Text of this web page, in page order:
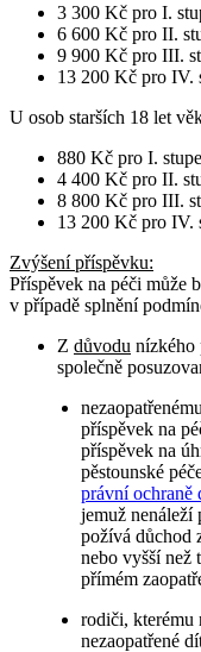
3 300 Kč pro I.
6 600 Kč pro II.
9 900 Kč pro III.
13 200 Kč pro IV.
U osob starších 18 let
880 Kč pro I.
4 400 Kč pro II.
8 800 Kč pro III.
13 200 Kč pro IV.
Zvýšení příspěvku:
Příspěvek na péči může
v případě splnění
Z důvodu nízkého
společně
příspěvek na
příspěvek na
pěstounské
právní ochraně
jemuž nenáleží
požívá důchod
nebo vyšší než
přímém
rodiči, kterému
nezaopatřené